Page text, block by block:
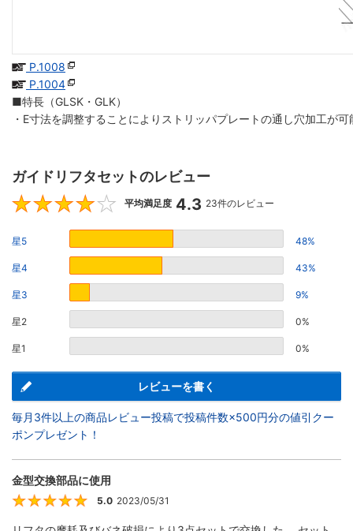
P.1008
P.1004
■特長（GLSK・GLK）
・E寸法を調整することによりストリッパプレートの通し穴加工が
ガイドリフタセットのレビュー
4.3
平均満足度 4.3 23件のレビュー
星5 48%
星4 43%
星3 9%
星2 0%
星1 0%
レビューを書く
毎月3件以上の商品レビュー投稿で投稿件数×500円分の値引クー
ポンプレゼント！
金型交換部品に使用
5
5.0 2023/05/31